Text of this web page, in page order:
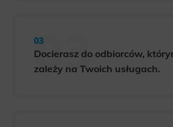
Docierasz do odbiorców,
zależy na Twoich usługach.